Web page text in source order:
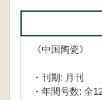
《中国陶瓷》
・刊期: 月刊
・年間号数: 全